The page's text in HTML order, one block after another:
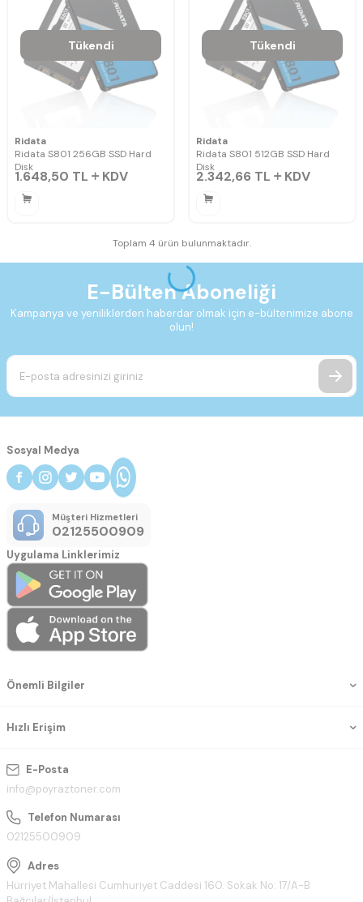
Tükendi
Ridata
Ridata S801 256GB SSD Hard
Disk
1.648,50 TL KDV
Tükendi
Ridata
Ridata S801 512GB SSD Hard
Disk
2.342,66 TL KDV
Toplam 4 ürün bulunmaktadır.
E-Bülten Aboneliği
Kampanya ve yeniliklerden haberdar olmak için e-bültenimize abone
olun!
E-Posta
info@poyraztoner.com
Telefon Numarası
02125500909
Adres
Hürriyet Mahallesi Cumhuriyet Caddesi 160. Sokak No: 17/A-B
Önemli Bilgiler
Hızlı Erişim
Sosyal Medya
Müşteri Hizmetleri
02125500909
Uygulama Linklerimiz